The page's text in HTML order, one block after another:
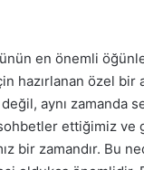
en önemli
hazırlanan özel bir
aynı zamanda
ettiğimiz ve
bir zamandır. Bu